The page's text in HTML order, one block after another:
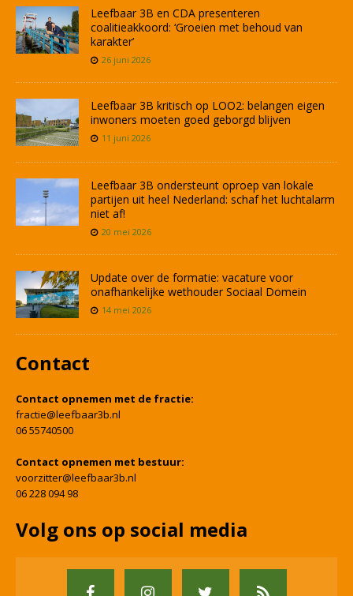
Leefbaar 3B en CDA presenteren
coalitieakkoord: ‘Groeien met behoud van
karakter’
26 juni 2026
Leefbaar 3B kritisch op LOO2: belangen eigen
inwoners moeten goed geborgd blijven
11 juni 2026
Leefbaar 3B ondersteunt oproep van lokale
partijen uit heel Nederland: schaf het luchtalarm
niet af!
20 mei 2026
Update over de formatie: vacature voor
onafhankelijke wethouder Sociaal Domein
14 mei 2026
Contact
Contact opnemen met de fractie:
fractie@leefbaar3b.nl
06 55740500
Contact opnemen met bestuur:
voorzitter@leefbaar3b.nl
06 228 094 98
Volg ons op social media